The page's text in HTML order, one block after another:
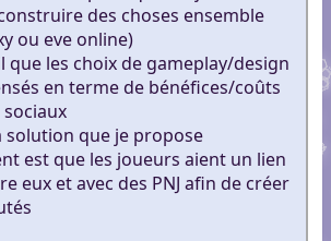
des choses ensemble
ou eve online)
que les choix de gameplay/design
en terme de bénéfices/coûts
solution que je propose
est que les joueurs aient un lien
eux et avec des PNJ afin de créer